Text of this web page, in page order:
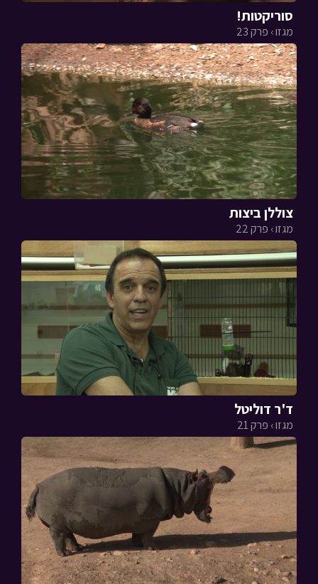
סוריקטות!
מגזו › פרק 23
צוללן ביצות
מגזו › פרק 22
ד'ר דוליטל
מגזו › פרק 21